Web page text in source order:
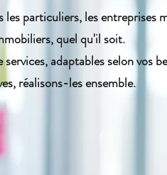
particuliers, les entreprises
quel qu'il soit.
adaptables selon vos
réalisons-les ensemble.